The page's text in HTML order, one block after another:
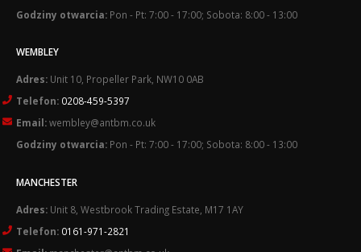
Godziny otwarcia: Pon - Pt: 7:00 - 17:00; Sobota: 8:00 - 13:00
WEMBLEY
Adres: Unit 10, Propeller Park, NW10 0AB
Telefon: 0208-459-5397
Email:wembley@antbm.co.uk
Godziny otwarcia: Pon - Pt: 7:00 - 17:00; Sobota: 8:00 - 13:00
MANCHESTER
Adres: Unit 8, Westbrook Trading Estate, M17 1AY
Telefon: 0161-971-2821